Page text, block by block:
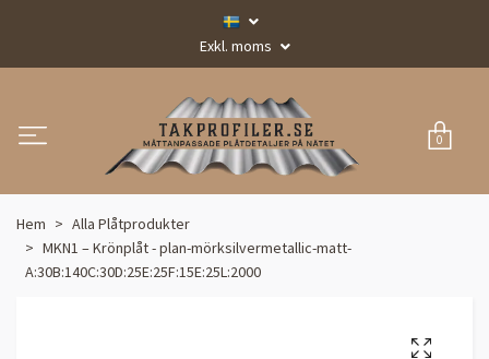
Exkl. moms
0
Hem
Alla Plåtprodukter
MKN1 – Krönplåt - plan-mörksilvermetallic-matt-
A:30B:140C:30D:25E:25F:15E:25L:2000